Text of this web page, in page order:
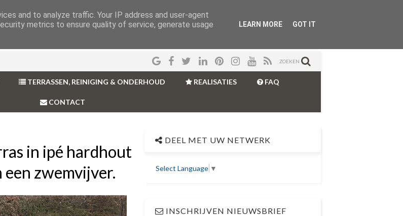
ZOEKEN
TERRASSEN, REINIGING & ONDERHOUD REALISATIES FAQ
CONTACT
in ipé hardhout
zwemvijver.
DEEL MET UW NETWERK
Select Language ▼
INSCHRIJVEN NIEUWSBRIEF
and to analyze traffic. Your IP address and user-agent
metrics to ensure quality of service, generate usage
LEARN MORE GOT IT